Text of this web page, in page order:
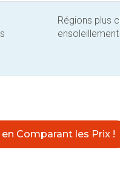
Régions plus
Comparant les Prix !